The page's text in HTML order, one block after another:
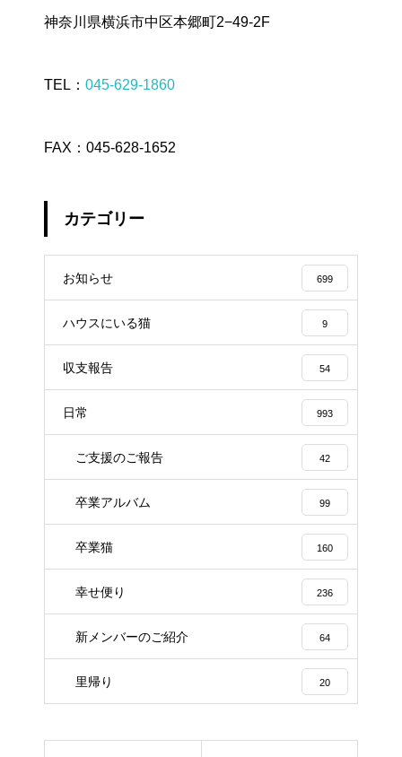
神奈川県横浜市中区本郷町2−49-2F
TEL： 045-629-1860
FAX：045-628-1652
カテゴリー
お知らせ 699
ハウスにいる猫 9
収支報告 54
日常 993
ご支援のご報告 42
卒業アルバム 99
卒業猫 160
幸せ便り 236
新メンバーのご紹介 64
里帰り 20